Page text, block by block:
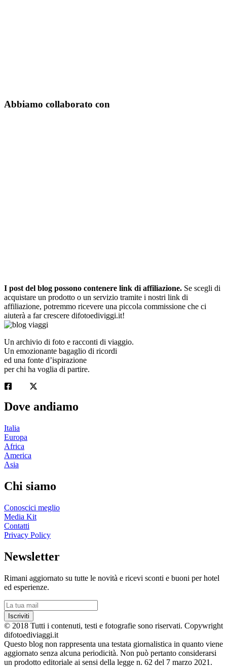
Abbiamo collaborato con
I post del blog possono contenere link di affiliazione. Se scegli di
acquistare un prodotto o un servizio tramite i nostri link di
affiliazione, potremmo ricevere una piccola commissione che ci
aiuterà a far crescere difotoediviggi.it!
Un archivio di foto e racconti di viaggio.
Un emozionante bagaglio di ricordi
ed una fonte d’ispirazione
per chi ha voglia di partire.
Dove andiamo
Italia
Europa
Africa
America
Asia
Chi siamo
Conoscici meglio
Media Kit
Contatti
Privacy Policy
Newsletter
Rimani aggiornato su tutte le novità e ricevi sconti e buoni per hotel
ed esperienze.
Iscriviti
© 2018 Tutti i contenuti, testi e fotografie sono riservati. Copywright
difotoediviaggi.it
Questo blog non rappresenta una testata giornalistica in quanto viene
aggiornato senza alcuna periodicità. Non può pertanto considerarsi
un prodotto editoriale ai sensi della legge n. 62 del 7 marzo 2021.